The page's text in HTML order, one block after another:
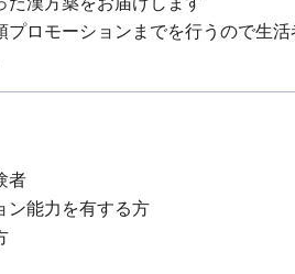
プロモーションまでを行うので生
者
ン能力を有する方